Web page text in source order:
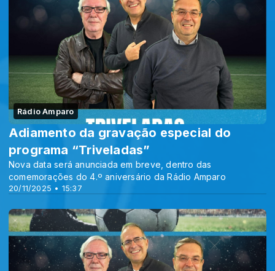
Rádio Amparo
20/11/2025 • 15:37
Adiamento da gravação especial do
programa “Triveladas”
Nova data será anunciada em breve, dentro das
comemorações do 4.º aniversário da Rádio Amparo